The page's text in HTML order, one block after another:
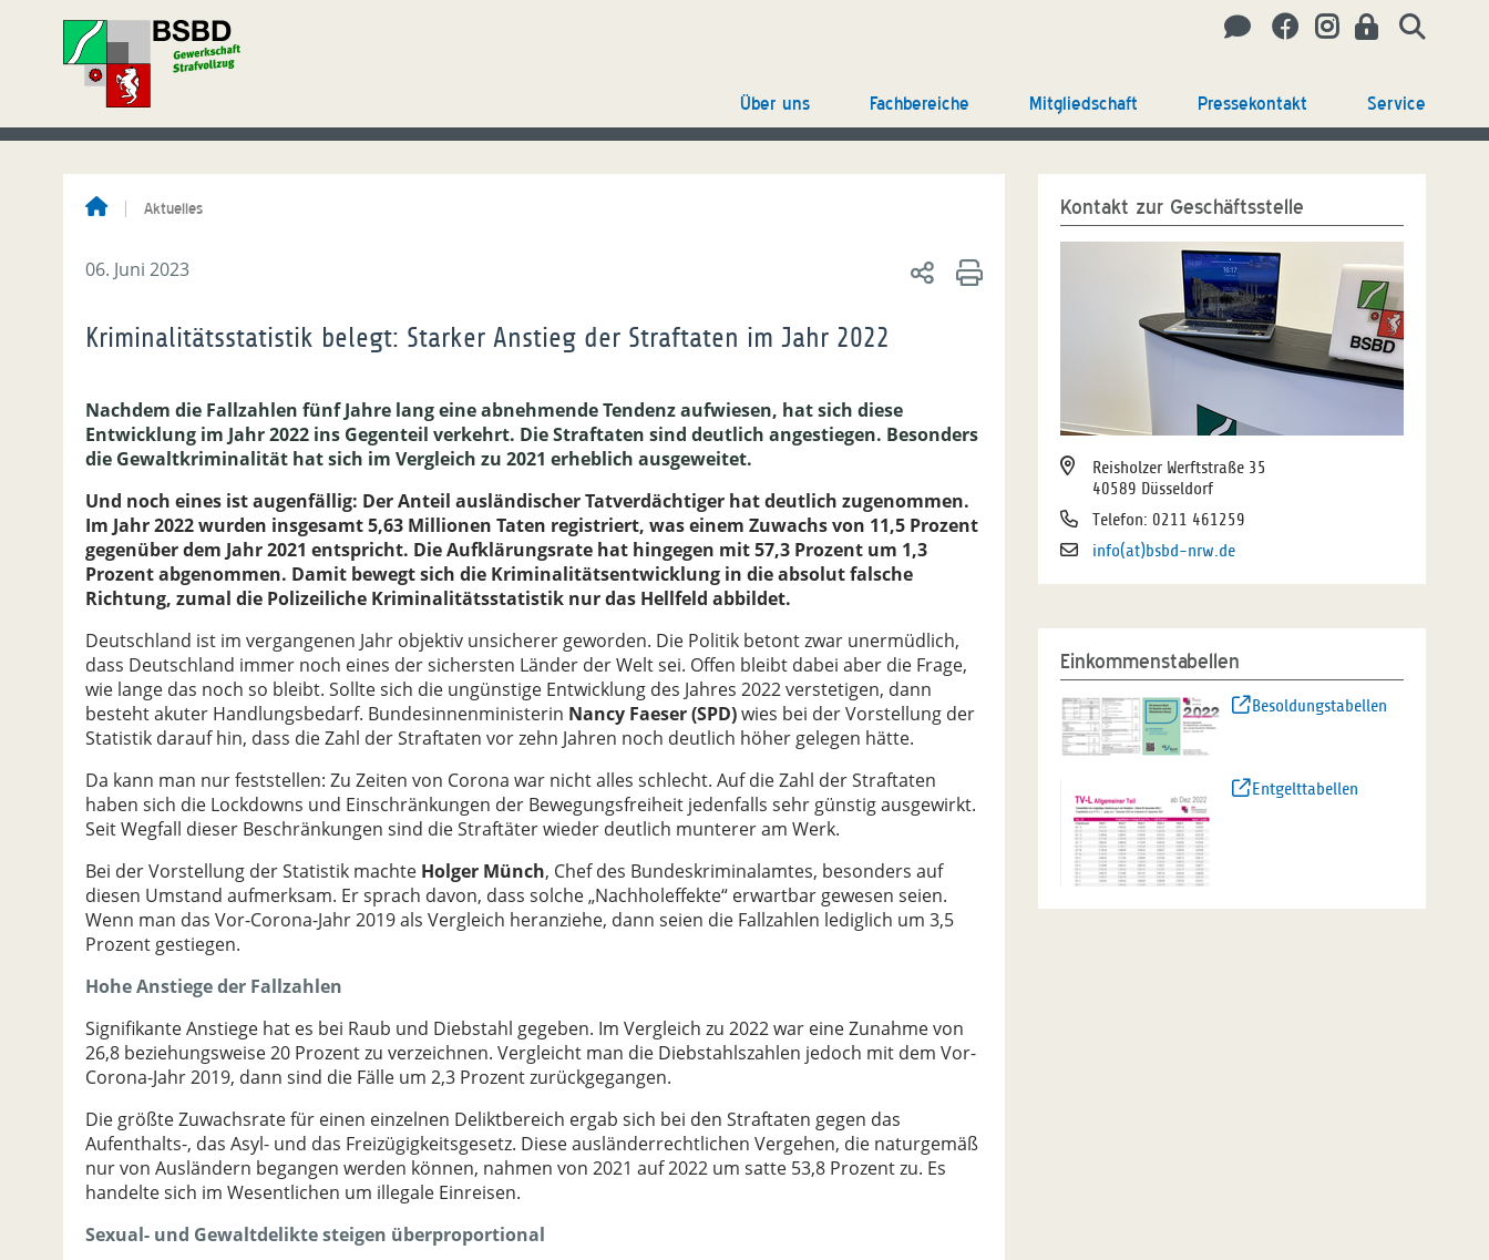
Über uns Fachbereiche Mitgliedschaft Pressekontakt Service
Aktuelles
06. Juni 2023
Kriminalitätsstatistik belegt: Starker Anstieg der Straftaten im Jahr 2022
Nachdem die Fallzahlen fünf Jahre lang eine abnehmende Tendenz aufwiesen, hat sich diese
Entwicklung im Jahr 2022 ins Gegenteil verkehrt. Die Straftaten sind deutlich angestiegen. Besonders
die Gewaltkriminalität hat sich im Vergleich zu 2021 erheblich ausgeweitet.
Und noch eines ist augenfällig: Der Anteil ausländischer Tatverdächtiger hat deutlich zugenommen.
Im Jahr 2022 wurden insgesamt 5,63 Millionen Taten registriert, was einem Zuwachs von 11,5 Prozent
gegenüber dem Jahr 2021 entspricht. Die Aufklärungsrate hat hingegen mit 57,3 Prozent um 1,3
Prozent abgenommen. Damit bewegt sich die Kriminalitätsentwicklung in die absolut falsche
Richtung, zumal die Polizeiliche Kriminalitätsstatistik nur das Hellfeld abbildet.
Deutschland ist im vergangenen Jahr objektiv unsicherer geworden. Die Politik betont zwar unermüdlich,
dass Deutschland immer noch eines der sichersten Länder der Welt sei. Offen bleibt dabei aber die Frage,
wie lange das noch so bleibt. Sollte sich die ungünstige Entwicklung des Jahres 2022 verstetigen, dann
besteht akuter Handlungsbedarf. Bundesinnenministerin Nancy Faeser (SPD)wies bei der Vorstellung der
Statistik darauf hin, dass die Zahl der Straftaten vor zehn Jahren noch deutlich höher gelegen hätte.
Da kann man nur feststellen: Zu Zeiten von Corona war nicht alles schlecht. Auf die Zahl der Straftaten
haben sich die Lockdowns und Einschränkungen der Bewegungsfreiheit jedenfalls sehr günstig ausgewirkt.
Seit Wegfall dieser Beschränkungen sind die Straftäter wieder deutlich munterer am Werk.
Bei der Vorstellung der Statistik machte Holger Münch, Chef des Bundeskriminalamtes, besonders auf
diesen Umstand aufmerksam. Er sprach davon, dass solche „Nachholeffekte“ erwartbar gewesen seien.
Wenn man das Vor-Corona-Jahr 2019 als Vergleich heranziehe, dann seien die Fallzahlen lediglich um 3,5
Prozent gestiegen.
Hohe Anstiege der Fallzahlen
Signifikante Anstiege hat es bei Raub und Diebstahl gegeben. Im Vergleich zu 2022 war eine Zunahme von
26,8 beziehungsweise 20 Prozent zu verzeichnen. Vergleicht man die Diebstahlszahlen jedoch mit dem Vor-
Corona-Jahr 2019, dann sind die Fälle um 2,3 Prozent zurückgegangen.
Die größte Zuwachsrate für einen einzelnen Deliktbereich ergab sich bei den Straftaten gegen das
Aufenthalts-, das Asyl- und das Freizügigkeitsgesetz. Diese ausländerrechtlichen Vergehen, die naturgemäß
nur von Ausländern begangen werden können, nahmen von 2021 auf 2022 um satte 53,8 Prozent zu. Es
handelte sich im Wesentlichen um illegale Einreisen.
Sexual- und Gewaltdelikte steigen überproportional
Kontakt zur Geschäftsstelle
Reisholzer Werftstraße 35
40589 Düsseldorf
Telefon: 0211 461259
info(at)bsbd-nrw.de
Einkommenstabellen
Besoldungstabellen
Entgelttabellen